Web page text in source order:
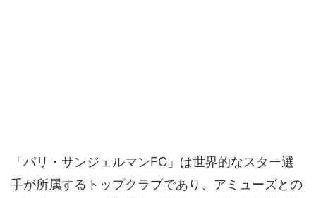
「パリ・サンジェルマンFC」は世界的なスター選
手が所属するトップクラブであり、アミューズとの